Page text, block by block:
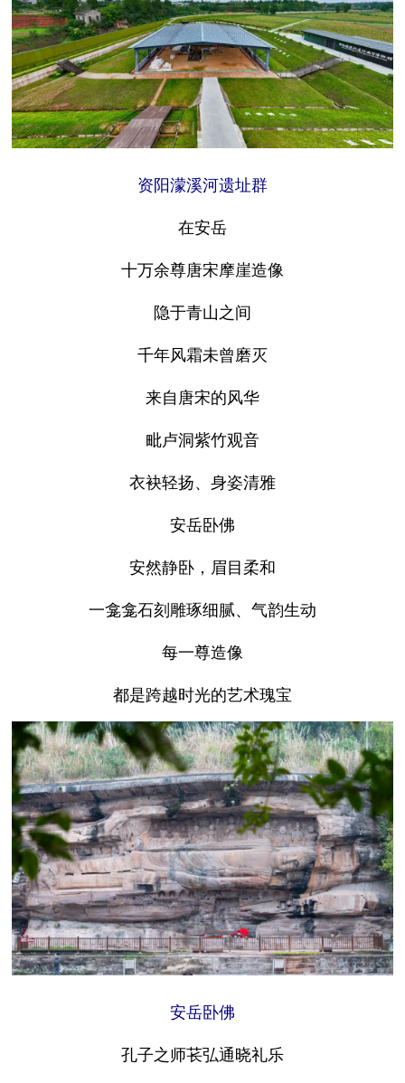
资阳濛溪河遗址群
在安岳
十万余尊唐宋摩崖造像
隐于青山之间
千年风霜未曾磨灭
来自唐宋的风华
毗卢洞紫竹观音
衣袂轻扬、身姿清雅
安岳卧佛
安然静卧，眉目柔和
一龛龛石刻雕琢细腻、气韵生动
每一尊造像
都是跨越时光的艺术瑰宝
安岳卧佛
孔子之师苌弘通晓礼乐